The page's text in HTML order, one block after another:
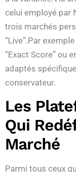
celui employé par
trois marchés
“Live”.Par
“Exact Score” ou
adaptés
conservateur.
Les
Qui
Marché
Parmi tous ceux